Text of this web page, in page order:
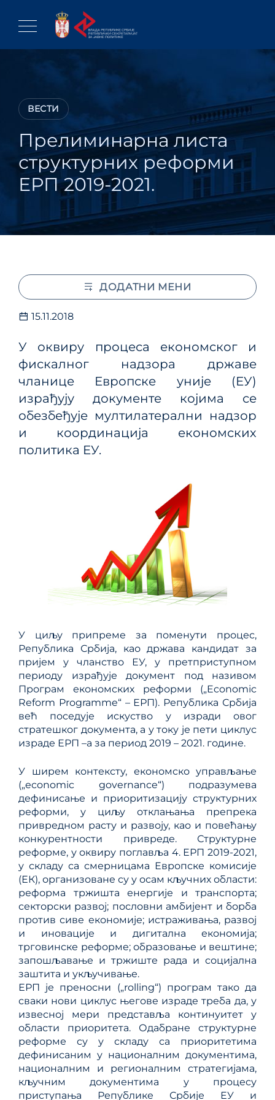
content
ВЕСТИ
Прелиминарна листа
структурних реформи
ЕРП 2019-2021.
15.11.2018
У оквиру процеса економског и
фискалног надзора државе
чланице Европске уније (ЕУ)
израђују документе којима се
обезбеђује мултилатерални надзор
и координација економских
политика EУ.
У циљу припреме за поменути процес,
Република Србија, као држава кандидат за
пријем у чланство ЕУ, у претприступном
периоду израђује документ под називом
Програм економских реформи („Economic
Reform Programme“ – ЕРП). Република Србија
већ поседује искуство у изради овог
стратешког документа, а у току је пети циклус
израде ЕРП –a за период 2019 – 2021. године.
У ширем контексту, економско управљање
(„economic governance“) подразумева
дефинисање и приоритизацију структурних
реформи, у циљу отклањања препрека
привредном расту и развоју, као и повећању
конкурентности привреде. Структурне
реформе, у оквиру поглавља 4. ЕРП 2019-2021,
у складу са смерницама Европске комисије
(ЕК), организованe су у осам кључних области:
реформа тржишта енергије и транспорта;
секторски развој; пословни амбијент и борба
против сиве економије; истраживања, развој
и иновације и дигитална економија;
трговинске реформе; образовање и вештине;
запошљавање и тржиште рада и социјална
заштита и укључивање.
ЕРП је преносни („rolling“) програм тако да
сваки нови циклус његове израде треба да, у
извесној мери представља континуитет у
области приоритета. Одабране структурне
реформе су у складу са приоритетима
дефинисаним у националним документима,
националним и регионалним стратегијама,
кључним документима у процесу
приступања Републике Србије ЕУ и
ДОДАТНИ МЕНИ